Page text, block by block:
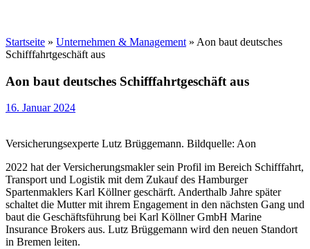
Startseite » Unternehmen & Management » Aon baut deutsches
Schifffahrtgeschäft aus
Aon baut deutsches Schifffahrtgeschäft aus
16. Januar 2024
Versicherungsexperte Lutz Brüggemann. Bildquelle: Aon
2022 hat der Versicherungsmakler sein Profil im Bereich Schifffahrt,
Transport und Logistik mit dem Zukauf des Hamburger
Spartenmaklers Karl Köllner geschärft. Anderthalb Jahre später
schaltet die Mutter mit ihrem Engagement in den nächsten Gang und
baut die Geschäftsführung bei Karl Köllner GmbH Marine
Insurance Brokers aus. Lutz Brüggemann wird den neuen Standort
in Bremen leiten.